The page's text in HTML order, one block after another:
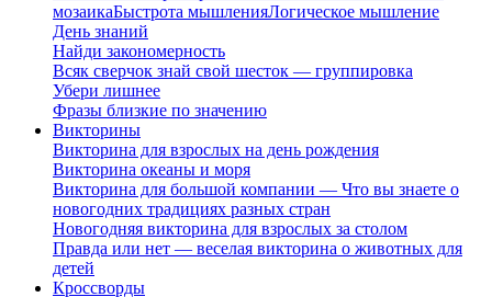
мозаикаБыстрота мышленияЛогическое мышление
День знаний
Найди закономерность
Всяк сверчок знай свой шесток — группировка
Убери лишнее
Фразы близкие по значению
Викторины
Викторина для взрослых на день рождения
Викторина океаны и моря
Викторина для большой компании — Что вы знаете о
новогодних традициях разных стран
Новогодняя викторина для взрослых за столом
Правда или нет — веселая викторина о животных для
детей
Кроссворды